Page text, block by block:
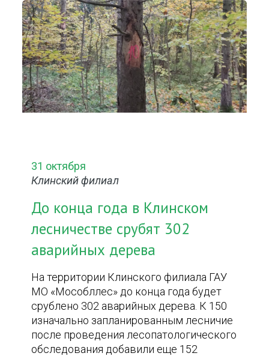
31 октября
Клинский филиал
До конца года в Клинском
лесничестве срубят 302
аварийных дерева
На территории Клинского филиала ГАУ
МО «Мособллес» до конца года будет
срублено 302 аварийных дерева. К 150
изначально запланированным лесничие
после проведения лесопатологического
обследования добавили еще 152